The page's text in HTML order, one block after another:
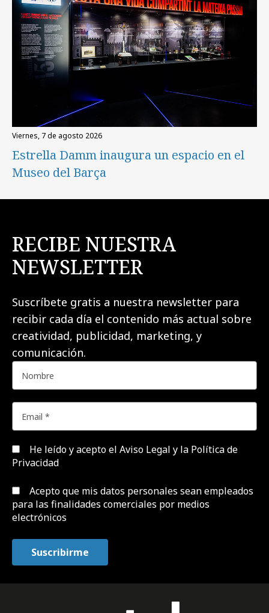
viernes, 7 de agosto 2026
Estrella Damm inaugura un espacio en el
Museo del Barça
RECIBE NUESTRA
NEWSLETTER
Suscríbete gratis a nuestra newsletter para
recibir cada día el contenido más actual sobre
creatividad, publicidad, marketing, y
comunicación.
He leído y acepto el Aviso Legal y la Política de
Privacidad
Acepto que mis datos personales sean empleados
para las finalidades comerciales por medios
electrónicos